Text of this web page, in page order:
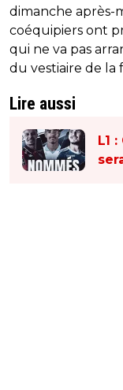
dimanche après-
coéquipiers ont
qui ne va pas
du vestiaire de la
Lire aussi
L1